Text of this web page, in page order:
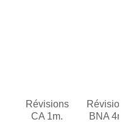
Révisions
CA 1m.
BNA